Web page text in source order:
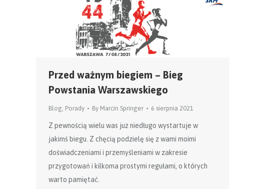
Przed ważnym biegiem – Bieg
Powstania Warszawskiego
Blog, Porady By Marcin Springer 6 sierpnia 2021
Z pewnością wielu was już niedługo wystartuje w
jakimś biegu. Z chęcią podzielę się z wami moimi
doświadczeniami i przemyśleniami w zakresie
przygotowań i kilkoma prostymi regułami, o których
warto pamiętać.